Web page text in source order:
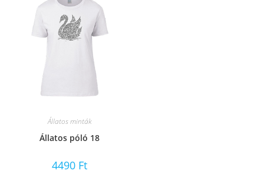
Állatos minták
Állatos póló 18
4490 Ft